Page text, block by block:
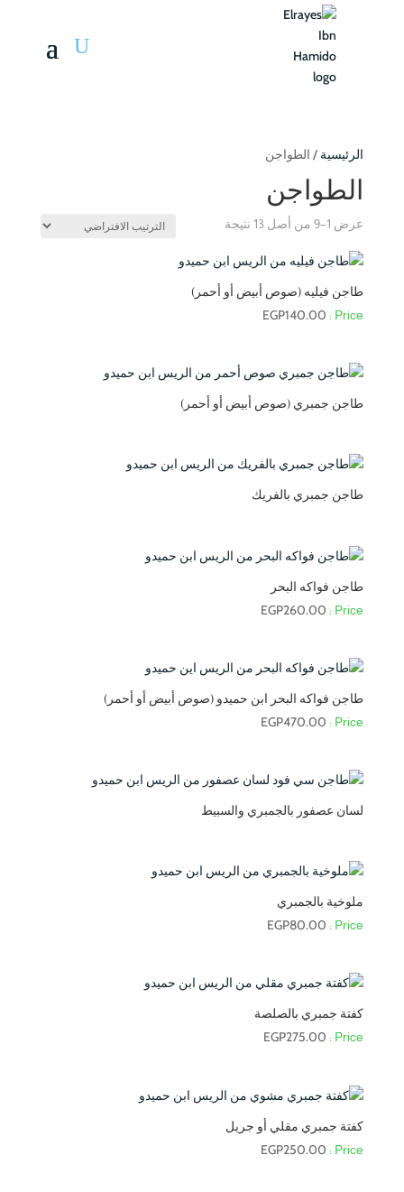
الرئيسية / الطواجن
الطواجن
عرض 1–9 من أصل 13 نتيجة
طاجن فيليه (صوص أبيض أو أحمر)
EGP140.00
طاجن جمبري (صوص أبيض أو أحمر)
طاجن جمبري بالفريك
طاجن فواكه البحر
EGP260.00
طاجن فواكه البحر ابن حميدو (صوص أبيض أو أحمر)
EGP470.00
لسان عصفور بالجمبري والسبيط
ملوخية بالجمبري
EGP80.00
كفتة جمبري بالصلصة
EGP275.00
كفتة جمبري مقلي أو جريل
EGP250.00